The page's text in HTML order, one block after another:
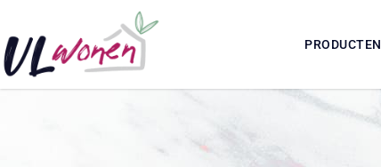
PRODUCTEN